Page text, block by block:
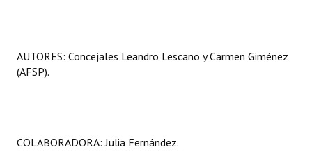
AUTORES: Concejales Leandro Lescano y Carmen Giménez
(AFSP).
COLABORADORA: Julia Fernández.